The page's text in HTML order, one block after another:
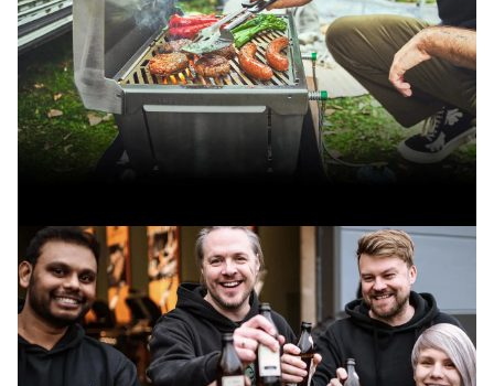
Zur EARL Serie
JONES Camping-Gasgrill: mobil,
aufklappbar und in 1 Minute
grillbereit!
JONES Serie entdecken